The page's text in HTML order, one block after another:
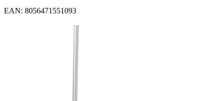
EAN: 8056471551093